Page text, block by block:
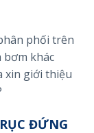
phối trên
khác
xin giới thiệu
ĐỨNG